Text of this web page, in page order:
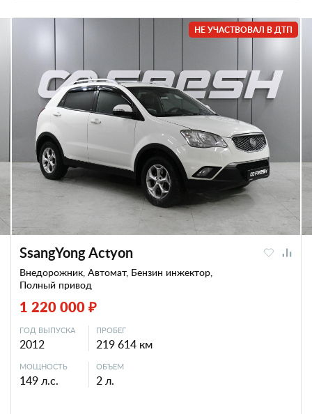
НЕ УЧАСТВОВАЛ В ДТП
SsangYong Actyon
Внедорожник, Автомат, Бензин инжектор,
Полный привод
1 220 000 ₽
ГОД ВЫПУСКА
2012
ПРОБЕГ
219 614 км
МОЩНОСТЬ
149 л.с.
ОБЪЕМ
2 л.